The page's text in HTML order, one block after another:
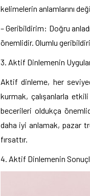
kelimelerin anlamlarını
– Geribildirim: Doğru
önemlidir. Olumlu
3. Aktif Dinlemenin
Aktif dinleme, her
kurmak, çalışanlarla
becerileri oldukça
daha iyi anlamak, pazar
fırsattır.
4. Aktif Dinlemenin